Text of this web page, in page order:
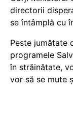
directorii
se întâmplă cu
Peste jumătate
programele
în străinătate,
vor să se mute